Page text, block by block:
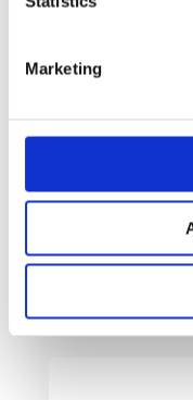
Marketing